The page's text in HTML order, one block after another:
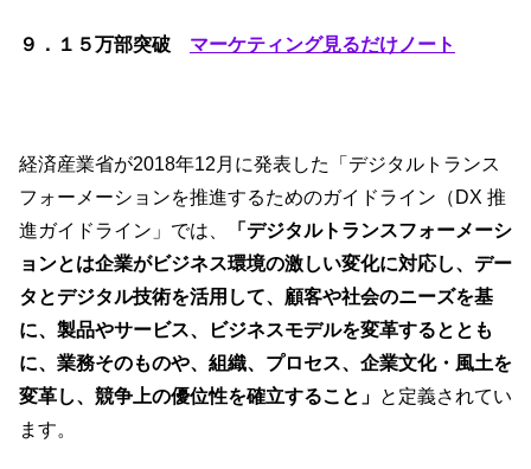
k
９．１５万部突破 マーケティング見るだけノート
経済産業省が2018年12月に発表した「デジタルトランス
フォーメーションを推進するためのガイドライン（DX 推
進ガイドライン」では、
「デジタルトランスフォーメーシ
ョンとは企業がビジネス環境の激しい変化に対応し、デー
タとデジタル技術を活用して、顧客や社会のニーズを基
に、製品やサービス、ビジネスモデルを変革するととも
に、業務そのものや、組織、プロセス、企業文化・風土を
変革し、競争上の優位性を確立すること」 と定義されてい
ます。